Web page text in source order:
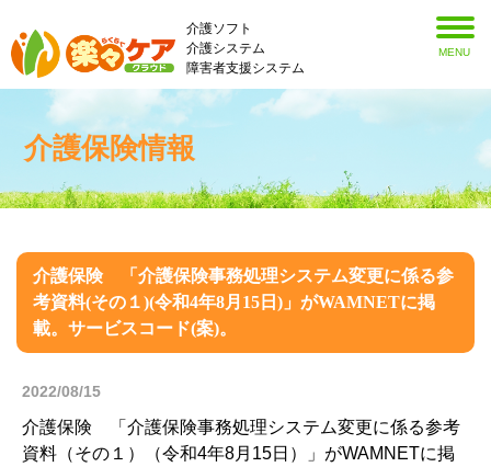
介護ソフト
介護システム
障害者支援システム
MENU
介護保険情報
介護保険 「介護保険事務処理システム変更に係る参
考資料(その１)(令和4年8月15日)」がWAMNETに掲
載。サービスコード(案)。
2022/08/15
介護保険 「介護保険事務処理システム変更に係る参考
資料（その１）（令和4年8月15日）」がWAMNETに掲